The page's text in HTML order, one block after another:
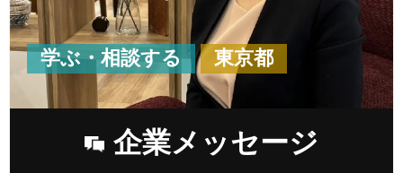
企業メッセージ
学ぶ・相談する 東京都